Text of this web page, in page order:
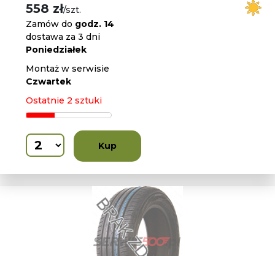
558 zł/szt.
Zamów do godz. 14
dostawa za 3 dni
Poniedziałek
Montaż w serwisie
Czwartek
Ostatnie 2 sztuki
Kup